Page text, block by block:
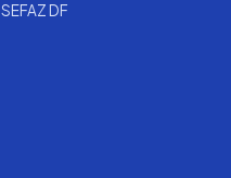
SEFAZ DF